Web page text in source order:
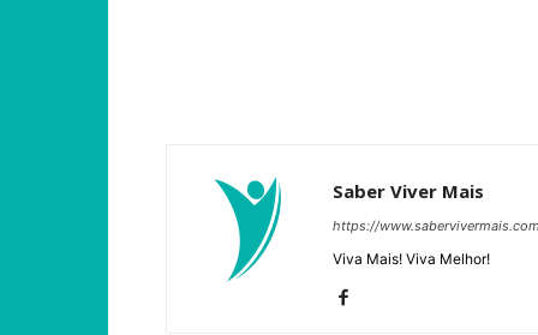
Saber Viver Mais
https://www.sabervivermais.com
Viva Mais! Viva Melhor!